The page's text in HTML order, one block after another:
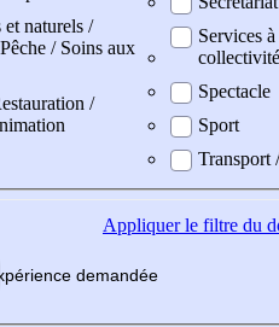
et naturels /
/ Soins aux
/
Services
collectivité
Spectacle
Sport
Transport
Appliquerle filtre du
demandée